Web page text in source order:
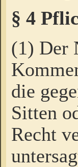
§ 4
(1) Der
die
Sitten
Recht